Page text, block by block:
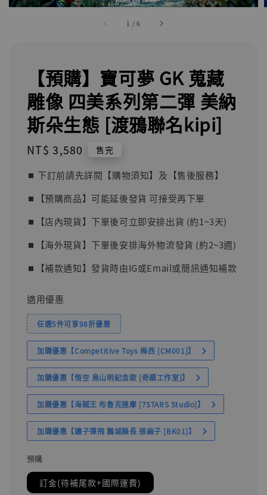
1 /6
【預購】寶可夢 GK 蒐藏
雕像 四美系列第二彈 美納
斯朵生態 [渡鴉聯名kipi]
Regular
NT$ 3,580 售完
⏹︎ 下訂前請先詳閱【購物須知】及【售後服務】
⏹︎【預購商品】可能延後發貨 可接受再下單
⏹︎【店內現貨】下單後可立即安排出貨 (約1~3天)
⏹︎【海外現貨】下單後安排海外物流發貨 (約2~3週)
⏹︎【補款通知】發貨時由IG或Email或簡訊通知補款
適用優惠
任選5件可享98折優惠
加購優惠【Competitive Toys 梅西 [CM001]】
加購優惠【悟空 鳥山明紀念款 [奇蹟工作室]】
加購優惠【海賊王 布魯克達摩 [7STARS Studio]】
加購優惠【讓子彈飛 鵝城縣長 張麻子 [BK01]】
預購
訂金(待補尾款+國際運費)